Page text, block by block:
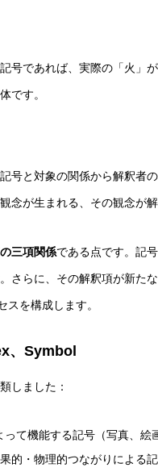
号であれば、実際の「火」
です。
号と対象の関係から解釈者
念が生まれる、その観念が
三項関係である点です。記
さらに、その解釈項が新た
スを構成します。
、Symbol
しました：
って機能する記号（写真、絵
果的・物理的つながりによる